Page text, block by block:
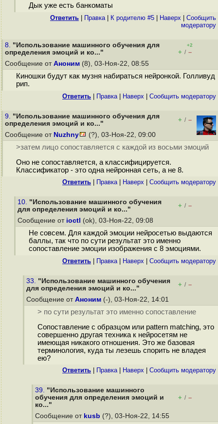
Дык уже есть банкоматы
Ответить Правка| К родителю #5 Наверх
Cообщить
модератору
8. "Использование машинного обучения для
определения эмоций и ко..."
+2
+ / –
Сообщение от Аноним (8), 03-Ноя-22, 08:55
Киношки будут как музня набираться нейронкой. Голливуд
рип.
Ответить Правка| Наверх Cообщить модератору
9. "Использование машинного обучения для
определения эмоций и ко..."
+ / –
Сообщение от Nuzhny (?), 03-Ноя-22, 09:00
>затем лицо сопоставляется с каждой из восьми эмоций
Оно не сопоставляется, а классифицируется.
Классификатор - это одна нейронная сеть, а не 8.
Ответить Правка| Наверх Cообщить модератору
10. "Использование машинного обучения
для определения эмоций и ко..."
+ / –
Сообщение от ioctl (ok), 03-Ноя-22, 09:08
Не совсем. Для каждой эмоции нейросетью выдаются
баллы, так что по сути результат это именно
сопоставление эмоции изображения с 8 эмоциями.
Ответить Правка| Наверх Cообщить модератору
33. "Использование машинного обучения
для определения эмоций и ко..."
+ / –
Сообщение от Аноним (-), 03-Ноя-22, 14:01
> по сути результат это именно сопоставление
Сопоставление с образцом или pattern matching, это
совершенно другая техника к нейросетям не
имеющая никакого отношения. Это же базовая
терминология, куда ты лезешь спорить не владея
ею?
Ответить Правка| Наверх Cообщить модератору
39. "Использование машинного
обучения для определения эмоций и
ко..."
+ / –
Сообщение от kusb (?), 03-Ноя-22, 14:55